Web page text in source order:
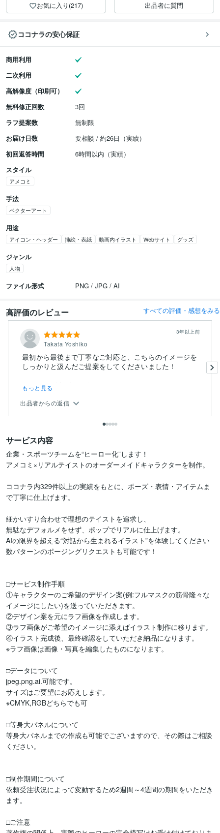
お気に入り(217) 出品者に質問
ココナラの安心保証
商用利用
二次利用
高解像度（印刷可）
無料修正回数
3回
ラフ提案数
無制限
お届け日数
要相談 / 約26日（実績）
初回返答時間
6時間以内（実績）
スタイル
アメコミ
手法
ベクターアート
用途
アイコン・ヘッダー 挿絵・表紙 動画内イラスト Webサイト グッズ
ジャンル
人物
ファイル形式 PNG / JPG / AI
高評価のレビュー すべての評価・感想をみる
Takata Yoshiko
3年以上前
最初から最後まで丁寧なご対応と、こちらのイメージを
しっかりと汲んだご提案をしてくださいました！
イラストが上がってく...
もっと見る
出品者からの返信
サービス内容
企業・スポーツチームを“ヒーロー化”します！
アメコミ×リアルテイストのオーダーメイドキャラクターを制作。
ココナラ内329件以上の実績をもとに、ポーズ・表情・アイテムま
で丁寧に仕上げます。
細かいすり合わせで理想のテイストを追求し、
無駄なデフォルメをせず、ポップでリアルに仕上げます。
AIの限界を超える“対話から生まれるイラスト”を体験してください
数パターンのポージングリクエストも可能です！
□サービス制作手順
①キャラクターのご希望のデザイン案(例:フルマスクの筋骨隆々な
イメージにしたい)を送っていただきます。
②デザイン案を元にラフ画像を作成します。
③ラフ画像がご希望のイメージに添えばイラスト制作に移ります。
④イラスト完成後、最終確認をしていただき納品になります。
※ラフ画像は画像・写真を編集したものになります。
□データについて
jpeg.png.ai.可能です。
サイズはご要望にお応えします。
※CMYK,RGBどちらでも可
⬜︎等身大パネルについて
等身大パネルまでの作成も可能でございますので、その際はご相談
ください。
□制作期間について
依頼受注状況によって変動するため2週間～4週間の期間をいただき
ます。
□ご注意